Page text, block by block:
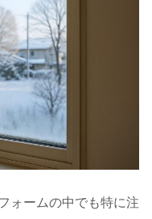
ォームの中でも特に注